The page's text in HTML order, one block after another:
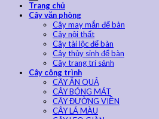
Trang chủ
Cây văn phòng
Cây may mắn để bàn
Cây nội thất
Cây tài lộc để bàn
Cây thủy sinh để bàn
Cây trang trí sảnh
Cây công trình
CÂY ĂN QUẢ
CÂY BÓNG MÁT
CÂY ĐƯỜNG VIỀN
CÂY LÁ MÀU